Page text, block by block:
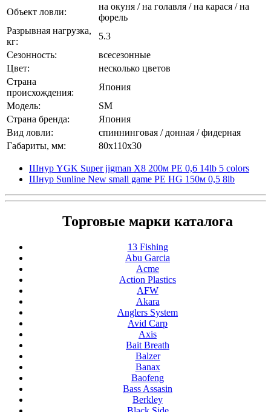
Объект ловли:
на окуня / на голавля / на карася / на
форель
Разрывная нагрузка,
кг:
5.3
Сезонность:
всесезонные
Цвет:
несколько цветов
Страна
происхождения:
Япония
Модель:
SM
Страна бренда:
Япония
Вид ловли:
спиннинговая / донная / фидерная
Габариты, мм:
80x110x30
Шнур YGK Super jigman X8 200м PE 0,6 14lb 5 colors
Шнур Sunline New small game PE HG 150м 0,5 8lb
Торговые марки каталога
13 Fishing
Abu Garcia
Acme
Action Plastics
AFW
Akara
Anglers System
Avid Carp
Axis
Bait Breath
Balzer
Banax
Baofeng
Bass Assasin
Berkley